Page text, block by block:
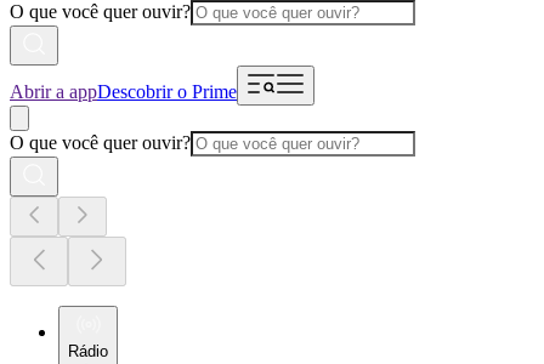
O que você quer ouvir?
Abrir a appDescobrir o Prime
O que você quer ouvir?
Rádio